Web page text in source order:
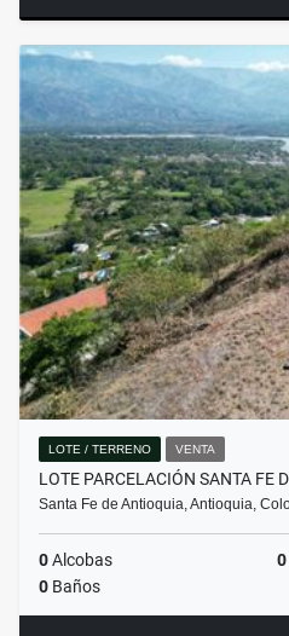
LOTE / TERRENO VENTA
LOTE PARCELACIÓN SANTA FE
Santa Fe de Antioquia, Antioquia,
0Alcobas 0
0 Baños